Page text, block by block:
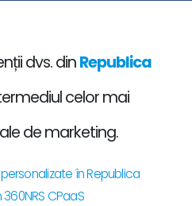
dvs. dinRepublica
celor mai
de marketing.
în Republica
CPaaS